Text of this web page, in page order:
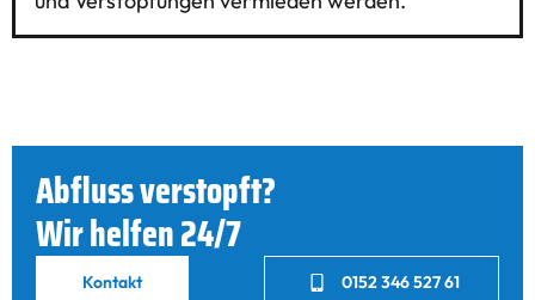
Abfluss verstopft?
Wir helfen 24/7
Kontakt 0152 346 527 61